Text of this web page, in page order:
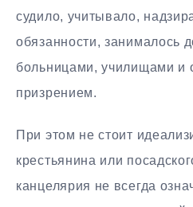
судило, учитывало,
обязанности, занималось
больницами, училищами и
призрением.
При этом не стоит
крестьянина или
канцелярия не всегда